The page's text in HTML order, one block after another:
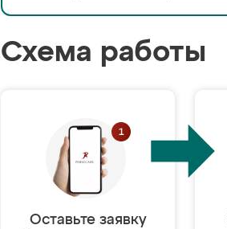
Схема работы
Оставьте заявку